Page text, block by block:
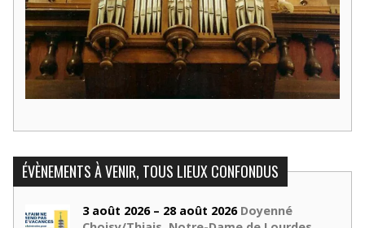
ÉVÈNEMENTS À VENIR, TOUS LIEUX CONFONDUS
3 août 2026 – 28 août 2026 Doyenné